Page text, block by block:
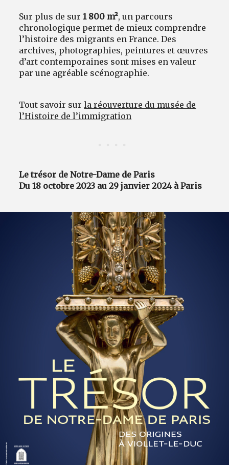
Sur plus de sur1 800 m², un parcours
chronologique permet de mieux comprendre
l’histoire des migrants en France. Des
archives, photographies, peintures et œuvres
d’art contemporaines sont mises en valeur
par une agréable scénographie.
Tout savoir surla réouverture du musée de
l’Histoire de l’immigration
Le trésor de Notre-Dame de Paris
Du 18 octobre 2023 au 29 janvier 2024 à Paris